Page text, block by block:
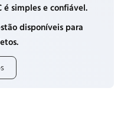
simples e confiável.
disponíveis para